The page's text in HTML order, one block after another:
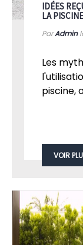
IDÉES
LA PISCINE
ParAdmin
Les
piscine,
VOIR